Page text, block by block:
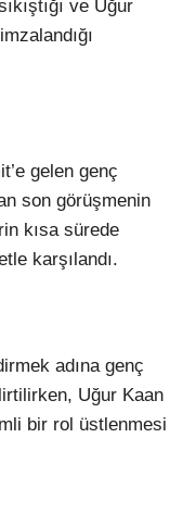
ve Uğur
gelen genç
son görüşmenin
kısa sürede
karşılandı.
adına genç
Uğur Kaan
bir rol üstlenmesi